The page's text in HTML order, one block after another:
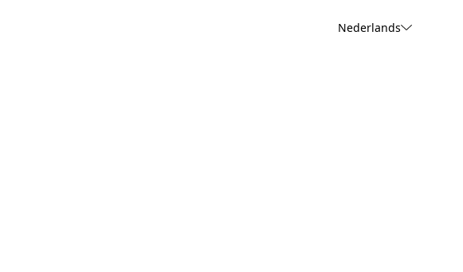
Nederlands